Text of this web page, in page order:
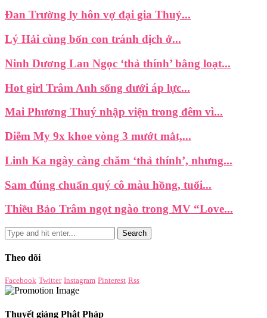
Đan Trường ly hôn vợ đại gia Thuỷ...
Lý Hải cùng bốn con tránh dịch ở...
Ninh Dương Lan Ngọc ‘thả thính’ bằng loạt...
Hot girl Trâm Anh sống dưới áp lực...
Mai Phương Thuý nhập viện trong đêm vì...
Diễm My 9x khoe vòng 3 mướt mắt,...
Linh Ka ngày càng chăm ‘thả thính’, nhưng...
Sam đúng chuẩn quý cô màu hồng, tuổi...
Thiều Bảo Trâm ngọt ngào trong MV “Love...
Theo dõi
Facebook Twitter Instagram Pinterest Rss
Thuyết giảng Phật Pháp